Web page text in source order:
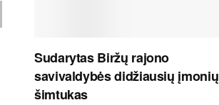
Sudarytas Biržų rajono
savivaldybės didžiausių įmonių
šimtukas